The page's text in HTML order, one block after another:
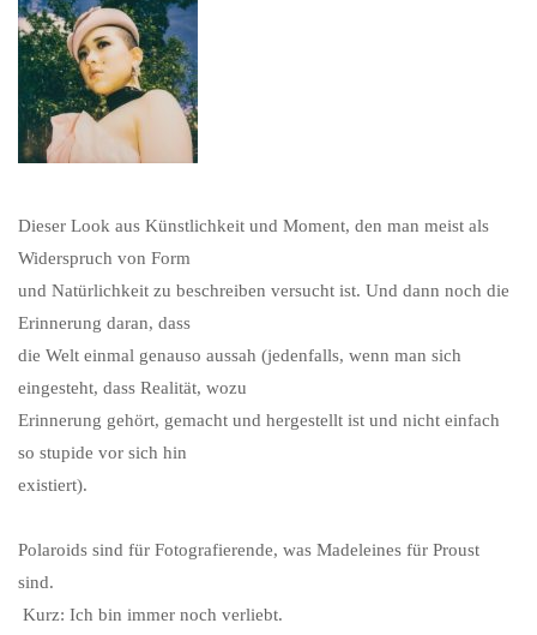
Dieser Look aus Künstlichkeit und Moment, den man meist als
Widerspruch von Form
und Natürlichkeit zu beschreiben versucht ist. Und dann noch die
Erinnerung daran, dass
die Welt einmal genauso aussah (jedenfalls, wenn man sich
eingesteht, dass Realität, wozu
Erinnerung gehört, gemacht und hergestellt ist und nicht einfach
so stupide vor sich hin
existiert).
Polaroids sind für Fotografierende, was Madeleines für Proust
sind.
Kurz: Ich bin immer noch verliebt.